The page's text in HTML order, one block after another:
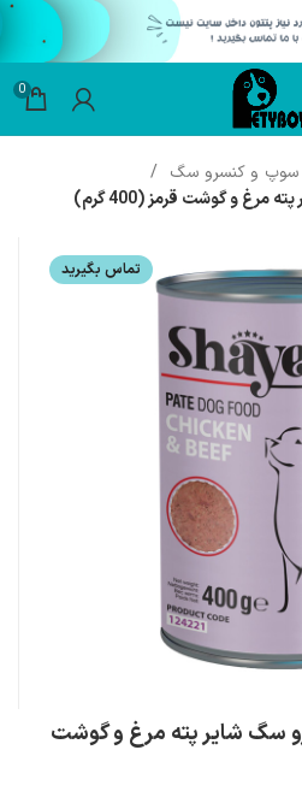
0
سوپ و کنسرو سگ
تماس بگیرید
کنسرو سگ شایر پته مرغ و گوشت